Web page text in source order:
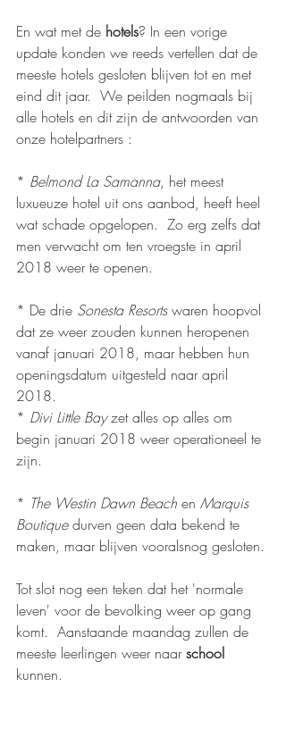
En wat met de hotels? In een vorige
update konden we reeds vertellen dat de
meeste hotels gesloten blijven tot en met
eind dit jaar.  We peilden nogmaals bij
alle hotels en dit zijn de antwoorden van
onze hotelpartners :
* Belmond La Samanna, het meest
luxueuze hotel uit ons aanbod, heeft heel
wat schade opgelopen.  Zo erg zelfs dat
men verwacht om ten vroegste in april
2018 weer te openen.
* De drie Sonesta Resorts waren hoopvol
dat ze weer zouden kunnen heropenen
vanaf januari 2018, maar hebben hun
openingsdatum uitgesteld naar april
2018.
* Divi Little Bay zet alles op alles om
begin januari 2018 weer operationeel te
zijn.
* The Westin Dawn Beach en Marquis
Boutique durven geen data bekend te
maken, maar blijven vooralsnog gesloten.
Tot slot nog een teken dat het 'normale
leven' voor de bevolking weer op gang
komt.  Aanstaande maandag zullen de
meeste leerlingen weer naar school
kunnen.